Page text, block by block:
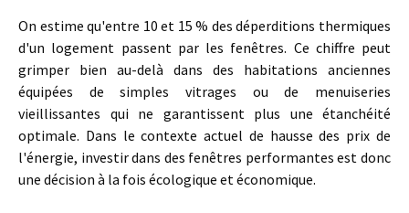
On estime qu'entre 10 et 15 % des déperditions thermiques
d'un logement passent par les fenêtres. Ce chiffre peut
grimper bien au-delà dans des habitations anciennes
équipées de simples vitrages ou de menuiseries
vieillissantes qui ne garantissent plus une étanchéité
optimale. Dans le contexte actuel de hausse des prix de
l'énergie, investir dans des fenêtres performantes est donc
une décision à la fois écologique et économique.